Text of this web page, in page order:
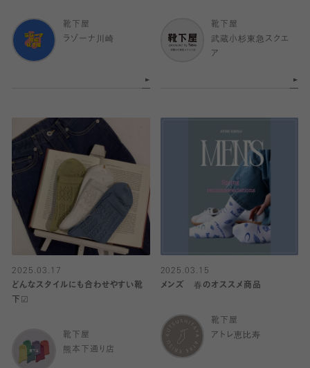
靴下屋
ラゾーナ川崎
靴下屋
武蔵小杉東急スクエ
ア
2025.03.17
どんなスタイルにも合わせやすい靴
下☑︎
靴下屋
熊本下通り店
2025.03.15
メンズ 春のオススメ商品
靴下屋
アトレ恵比寿